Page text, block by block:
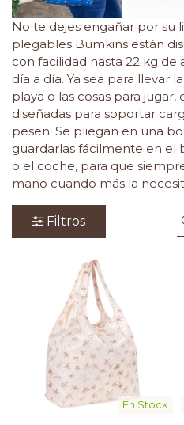
No te dejes engañar por su
plegables Bumkins están
con facilidad hasta 22 kg de
día a día. Ya sea para llevar
playa o las cosas para jugar,
diseñadas para soportar
pesen. Se pliegan en una
guardarlas fácilmente en el
o el coche, para que
mano cuando más la
Filtros
En Stock